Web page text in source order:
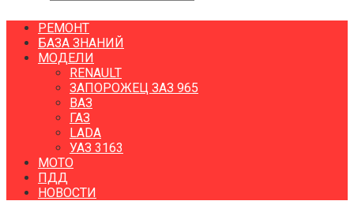
РЕМОНТ
БАЗА ЗНАНИЙ
МОДЕЛИ
RENAULT
ЗАПОРОЖЕЦ ЗАЗ 965
ВАЗ
ГАЗ
LADA
УАЗ 3163
МОТО
ПДД
НОВОСТИ